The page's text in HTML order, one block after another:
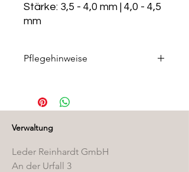
Stärke: 3,5 - 4,0 mm | 4,0 - 4,5
mm
Pflegehinweise
Pflegemittelshop
Verwaltung
Leder Reinhardt GmbH
An der Urfall 3